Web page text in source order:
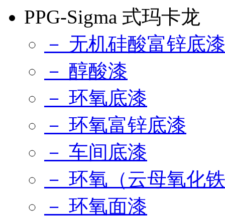
PPG-Sigma 式玛卡龙
－ 无机硅酸富锌底漆
－ 醇酸漆
－ 环氧底漆
－ 环氧富锌底漆
－ 车间底漆
－ 环氧（云母氧化
－ 环氧面漆